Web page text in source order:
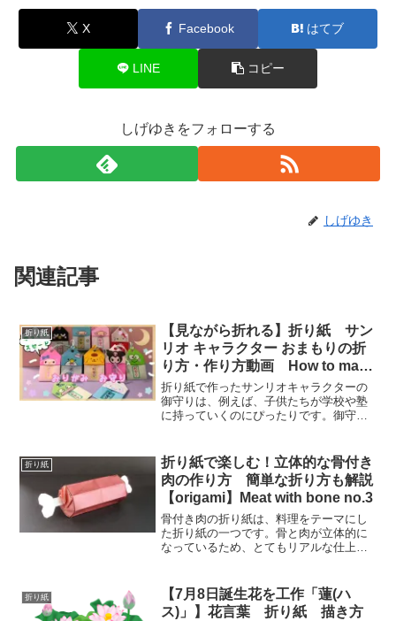
X Facebook はてブ
LINE コピー
しげゆきをフォローする
しげゆき
関連記事
折り紙
【見ながら折れる】折り紙 サン
リオ キャラクター おまもりの折
り方・作り方動画 How to make
Origami Sanrio Character
Amulet
折り紙で作ったサンリオキャラクターの
御守りは、例えば、子供たちが学校や塾
に持っていくのにぴったりです。御守り
くのが楽しみになります。また、折り紙
の御守りをカバンに付けた...
折り紙
折り紙で楽しむ！立体的な骨付き
肉の作り方 簡単な折り方も解説
【origami】Meat with bone no.3
骨付き肉の折り紙は、料理をテーマにし
た折り紙の一つです。骨と肉が立体的に
なっているため、とてもリアルな仕上が
ます。 レストランやカフェの店舗ディス
プレイに使用する 骨付...
折り紙
【7月8日誕生花を工作「蓮(ハ
ス)」】花言葉 折り紙 描き方